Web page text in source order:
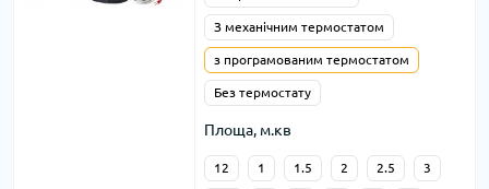
З механічним термостатом
з програмованим термостатом
Без термостату
Площа, м.кв
12 1 1.5 2 2.5 3